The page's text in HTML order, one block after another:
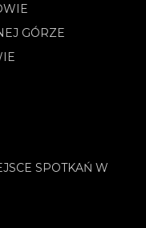
GÓRZE
SPOTKAŃ W